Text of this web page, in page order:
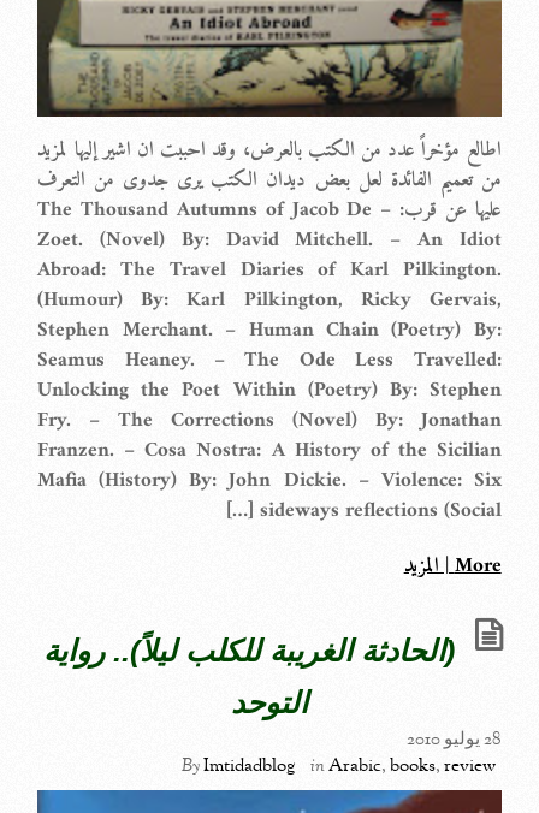
اطالع مؤخراً عدد من الكتب بالعرض، وقد احببت ان اشير إليها لمزيد
من تعميم الفائدة لعل بعض ديدان الكتب يرى جدوى من التعرف
عليها عن قرب: – The Thousand Autumns of Jacob De
Zoet. (Novel) By: David Mitchell. – An Idiot
Abroad: The Travel Diaries of Karl Pilkington.
(Humour) By: Karl Pilkington, Ricky Gervais,
Stephen Merchant. – Human Chain (Poetry) By:
Seamus Heaney. – The Ode Less Travelled:
Unlocking the Poet Within (Poetry) By: Stephen
Fry. – The Corrections (Novel) By: Jonathan
Franzen. – Cosa Nostra: A History of the Sicilian
Mafia (History) By: John Dickie. – Violence: Six
sideways reflections (Social […]
More | المزيد
(الحادثة الغريبة للكلب ليلاً).. رواية
التوحد
28 يوليو 2010
ByImtidadblog inArabic,books,review